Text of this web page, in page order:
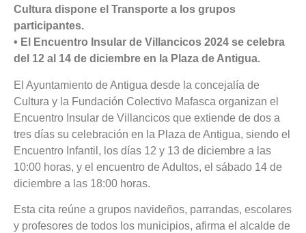
Cultura dispone el Transporte a los grupos
participantes.
• El Encuentro Insular de Villancicos 2024 se celebra
del 12 al 14 de diciembre en la Plaza de Antigua.
El Ayuntamiento de Antigua desde la concejalía de
Cultura y la Fundación Colectivo Mafasca organizan el
Encuentro Insular de Villancicos que extiende de dos a
tres días su celebración en la Plaza de Antigua, siendo el
Encuentro Infantil, los días 12 y 13 de diciembre a las
10:00 horas, y el encuentro de Adultos, el sábado 14 de
diciembre a las 18:00 horas.
Esta cita reúne a grupos navideños, parrandas, escolares
y profesores de todos los municipios, afirma el alcalde de